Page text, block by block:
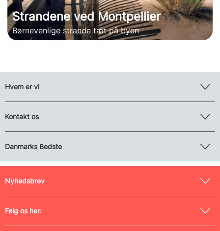
Strandene ved Montpellier
Børnevenlige strande tæt på byen
Hvem er vi
Kontakt os
Danmarks Bedste
Nyhedsbrev
Følg os her: